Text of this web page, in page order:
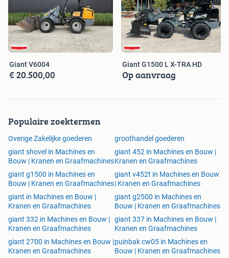
Giant V6004
€ 20.500,00
Giant G1500 L X-TRA HD
Op aanvraag
Populaire zoektermen
Overige Zakelijke goederen
groothandel goederen
giant shovel in Machines en
Bouw | Kranen en Graafmachines
giant 452 in Machines en Bouw |
Kranen en Graafmachines
giant g1500 in Machines en
Bouw | Kranen en Graafmachines
giant v452t in Machines en Bouw
| Kranen en Graafmachines
giant in Machines en Bouw |
Kranen en Graafmachines
giant g2500 in Machines en
Bouw | Kranen en Graafmachines
giant 332 in Machines en Bouw |
Kranen en Graafmachines
giant 337 in Machines en Bouw |
Kranen en Graafmachines
giant 2700 in Machines en Bouw |
Kranen en Graafmachines
puinbak cw05 in Machines en
Bouw | Kranen en Graafmachines